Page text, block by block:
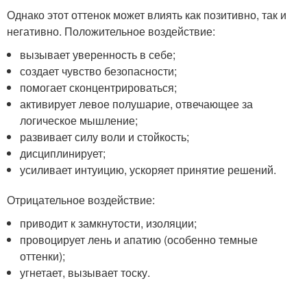
Однако этот оттенок может влиять как позитивно, так и
негативно. Положительное воздействие:
вызывает уверенность в себе;
создает чувство безопасности;
помогает сконцентрироваться;
активирует левое полушарие, отвечающее за
логическое мышление;
развивает силу воли и стойкость;
дисциплинирует;
усиливает интуицию, ускоряет принятие решений.
Отрицательное воздействие:
приводит к замкнутости, изоляции;
провоцирует лень и апатию (особенно темные
оттенки);
угнетает, вызывает тоску.